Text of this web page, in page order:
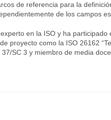
de referencia para la
de los campos
en la ISO y ha
proyecto como la ISO 26162
SC 3 y miembro de media